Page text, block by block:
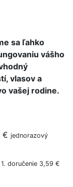
sa ľahko
vášho
vlasov a
vašej rodine.
€ jednorazový
1. doručenie 3,59 €